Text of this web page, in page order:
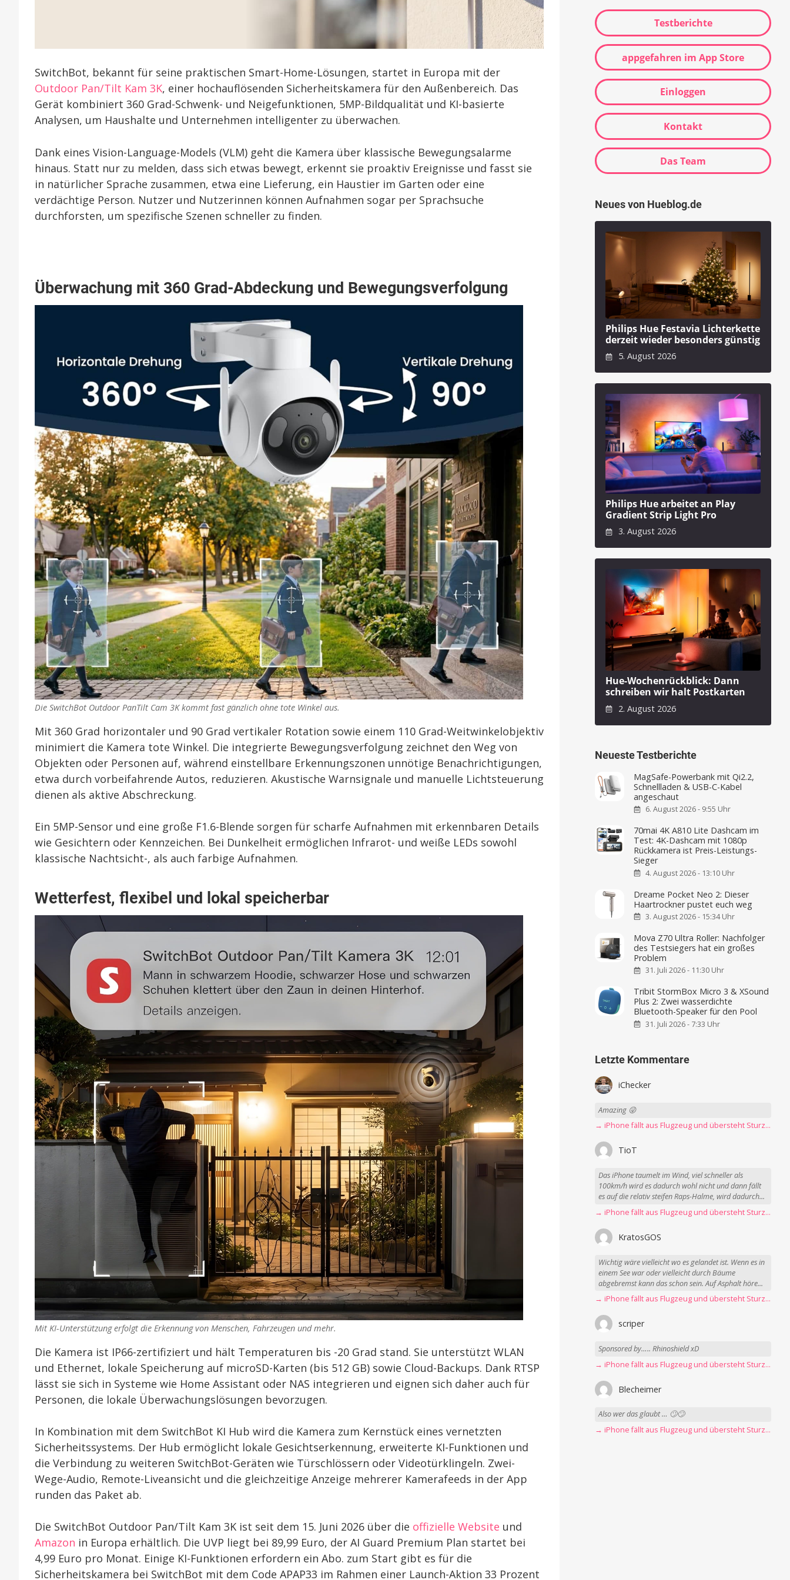
SwitchBot, bekannt für seine praktischen Smart-Home-Lösungen, startet in Europa mit der
Outdoor Pan/Tilt Kam 3K, einer hochauflösenden Sicherheitskamera für den Außenbereich. Das
Gerät kombiniert 360 Grad-Schwenk- und Neigefunktionen, 5MP-Bildqualität und KI-basierte
Analysen, um Haushalte und Unternehmen intelligenter zu überwachen.
Dank eines Vision-Language-Models (VLM) geht die Kamera über klassische Bewegungsalarme
hinaus. Statt nur zu melden, dass sich etwas bewegt, erkennt sie proaktiv Ereignisse und fasst sie
in natürlicher Sprache zusammen, etwa eine Lieferung, ein Haustier im Garten oder eine
verdächtige Person. Nutzer und Nutzerinnen können Aufnahmen sogar per Sprachsuche
durchforsten, um spezifische Szenen schneller zu finden.
Überwachung mit 360 Grad-Abdeckung und Bewegungsverfolgung
Die SwitchBot Outdoor PanTilt Cam 3K kommt fast gänzlich ohne tote Winkel aus.
Mit 360 Grad horizontaler und 90 Grad vertikaler Rotation sowie einem 110 Grad-Weitwinkelobjektiv
minimiert die Kamera tote Winkel. Die integrierte Bewegungsverfolgung zeichnet den Weg von
Objekten oder Personen auf, während einstellbare Erkennungszonen unnötige Benachrichtigungen,
etwa durch vorbeifahrende Autos, reduzieren. Akustische Warnsignale und manuelle Lichtsteuerung
dienen als aktive Abschreckung.
Ein 5MP-Sensor und eine große F1.6-Blende sorgen für scharfe Aufnahmen mit erkennbaren Details
wie Gesichtern oder Kennzeichen. Bei Dunkelheit ermöglichen Infrarot- und weiße LEDs sowohl
klassische Nachtsicht-, als auch farbige Aufnahmen.
Wetterfest, flexibel und lokal speicherbar
Mit KI-Unterstützung erfolgt die Erkennung von Menschen, Fahrzeugen und mehr.
Die Kamera ist IP66-zertifiziert und hält Temperaturen bis -20 Grad stand. Sie unterstützt WLAN
und Ethernet, lokale Speicherung auf microSD-Karten (bis 512 GB) sowie Cloud-Backups. Dank RTSP
lässt sie sich in Systeme wie Home Assistant oder NAS integrieren und eignen sich daher auch für
Personen, die lokale Überwachungslösungen bevorzugen.
In Kombination mit dem SwitchBot KI Hub wird die Kamera zum Kernstück eines vernetzten
Sicherheitssystems. Der Hub ermöglicht lokale Gesichtserkennung, erweiterte KI-Funktionen und
die Verbindung zu weiteren SwitchBot-Geräten wie Türschlössern oder Videotürklingeln. Zwei-
Wege-Audio, Remote-Liveansicht und die gleichzeitige Anzeige mehrerer Kamerafeeds in der App
runden das Paket ab.
Die SwitchBot Outdoor Pan/Tilt Kam 3K ist seit dem 15. Juni 2026 über die offizielle Website und
Amazon in Europa erhältlich. Die UVP liegt bei 89,99 Euro, der AI Guard Premium Plan startet bei
4,99 Euro pro Monat. Einige KI-Funktionen erfordern ein Abo. zum Start gibt es für die
Sicherheitskamera bei SwitchBot mit dem Code APAP33 im Rahmen einer Launch-Aktion 33 Prozent
Testberichte
appgefahren im App Store
Einloggen
Kontakt
Das Team
Neues von Hueblog.de
Philips Hue Festavia Lichterkette
derzeit wieder besonders günstig
5. August 2026
Philips Hue arbeitet an Play
Gradient Strip Light Pro
3. August 2026
Hue-Wochenrückblick: Dann
schreiben wir halt Postkarten
2. August 2026
Neueste Testberichte
MagSafe-Powerbank mit Qi2.2,
Schnellladen & USB-C-Kabel
angeschaut
6. August 2026 - 9:55 Uhr
70mai 4K A810 Lite Dashcam im
Test: 4K-Dashcam mit 1080p
Rückkamera ist Preis-Leistungs-
Sieger
4. August 2026 - 13:10 Uhr
Dreame Pocket Neo 2: Dieser
Haartrockner pustet euch weg
3. August 2026 - 15:34 Uhr
Mova Z70 Ultra Roller: Nachfolger
des Testsiegers hat ein großes
Problem
31. Juli 2026 - 11:30 Uhr
Tribit StormBox Micro 3 & XSound
Plus 2: Zwei wasserdichte
Bluetooth-Speaker für den Pool
31. Juli 2026 - 7:33 Uhr
Letzte Kommentare
iChecker
Amazing 😜
→ iPhone fällt aus Flugzeug und übersteht Sturz unbeschadet
TioT
Das iPhone taumelt im Wind, viel schneller als
100km/h wird es dadurch wohl nicht und dann fällt
es auf die relativ steifen Raps-Halme, wird dadurch...
→ iPhone fällt aus Flugzeug und übersteht Sturz unbeschadet
KratosGOS
Wichtig wäre vielleicht wo es gelandet ist. Wenn es in
einem See war oder vielleicht durch Bäume
abgebremst kann das schon sein. Auf Asphalt höre...
→ iPhone fällt aus Flugzeug und übersteht Sturz unbeschadet
scriper
Sponsored by….. Rhinoshield xD
→ iPhone fällt aus Flugzeug und übersteht Sturz unbeschadet
Blecheimer
Also wer das glaubt … 🙄🙄
→ iPhone fällt aus Flugzeug und übersteht Sturz unbeschadet